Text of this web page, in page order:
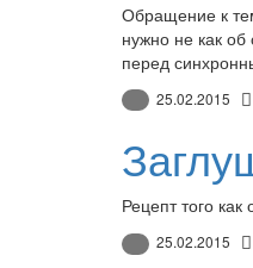
Обращение к
нужно не как
перед
25.02.2015
Рецепт того
25.02.2015